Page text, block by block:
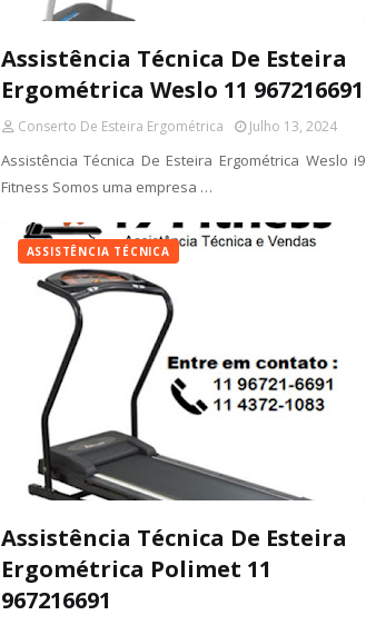
Assistência Técnica De Esteira
Ergométrica Weslo 11 967216691
Conserto De Esteira Ergométrica Julho 13, 2024
Assistência Técnica De Esteira Ergométrica Weslo i9
Fitness Somos uma empresa …
ASSISTÊNCIA TÉCNICA
Assistência Técnica De Esteira
Ergométrica Polimet 11
967216691